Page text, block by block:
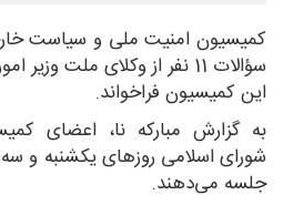
کمیسیون امنیت ملی و سیاست
سؤالات 11 نفر از وکلای ملت
این کمیسیون فراخواند.
به گزارش مبارکه نا، اعضای
شورای اسلامی روزهای یکشنبه و
جلسه می‌دهند.